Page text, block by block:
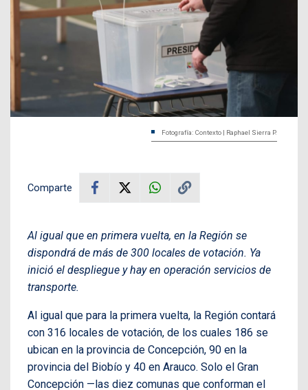
Fotografía: Contexto | Raphael Sierra P.
Comparte
Al igual que en primera vuelta, en la Región se
dispondrá de más de 300 locales de votación. Ya
inició el despliegue y hay en operación servicios de
transporte.
Al igual que para la primera vuelta, la Región contará
con 316 locales de votación, de los cuales 186 se
ubican en la provincia de Concepción, 90 en la
provincia del Biobío y 40 en Arauco. Solo el Gran
Concepción —las diez comunas que conforman el